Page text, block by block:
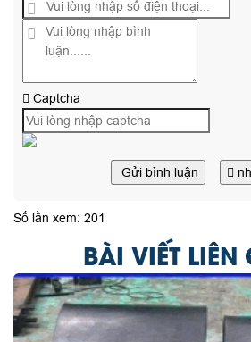
Captcha
Gửi bình luận
Số lần xem: 201
BÀI VIẾT LIÊN